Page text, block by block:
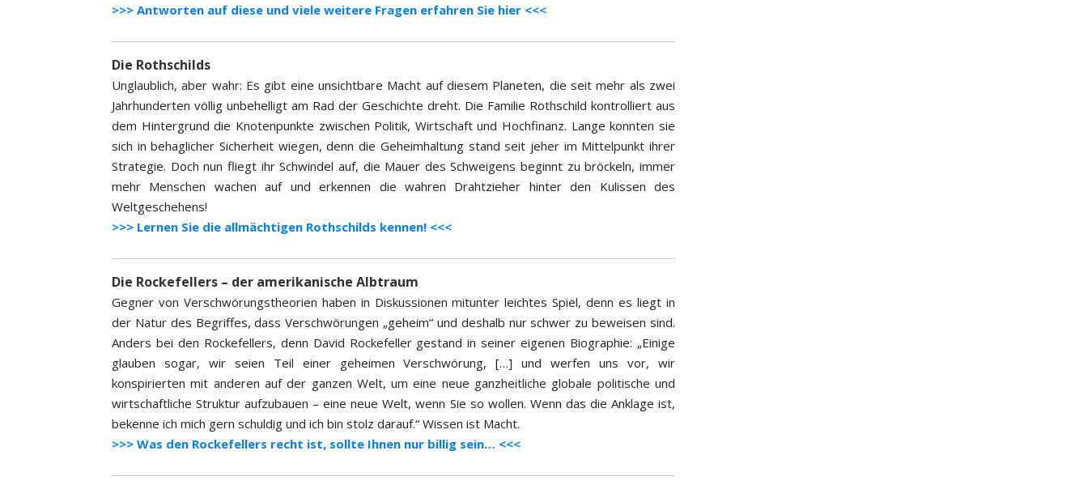
>>> Antworten auf diese und viele weitere Fragen erfahren Sie hier <<<
Die Rothschilds
Unglaublich, aber wahr: Es gibt eine unsichtbare Macht auf diesem Planeten, die seit mehr als zwei
Jahrhunderten völlig unbehelligt am Rad der Geschichte dreht. Die Familie Rothschild kontrolliert aus
dem Hintergrund die Knotenpunkte zwischen Politik, Wirtschaft und Hochfinanz. Lange konnten sie
sich in behaglicher Sicherheit wiegen, denn die Geheimhaltung stand seit jeher im Mittelpunkt ihrer
Strategie. Doch nun fliegt ihr Schwindel auf, die Mauer des Schweigens beginnt zu bröckeln, immer
mehr Menschen wachen auf und erkennen die wahren Drahtzieher hinter den Kulissen des
Weltgeschehens!
>>> Lernen Sie die allmächtigen Rothschilds kennen! <<<
Die Rockefellers – der amerikanische Albtraum
Gegner von Verschwörungstheorien haben in Diskussionen mitunter leichtes Spiel, denn es liegt in
der Natur des Begriffes, dass Verschwörungen „geheim“ und deshalb nur schwer zu beweisen sind.
Anders bei den Rockefellers, denn David Rockefeller gestand in seiner eigenen Biographie: „Einige
glauben sogar, wir seien Teil einer geheimen Verschwörung, […] und werfen uns vor, wir
konspirierten mit anderen auf der ganzen Welt, um eine neue ganzheitliche globale politische und
wirtschaftliche Struktur aufzubauen – eine neue Welt, wenn Sie so wollen. Wenn das die Anklage ist,
bekenne ich mich gern schuldig und ich bin stolz darauf.“ Wissen ist Macht.
>>> Was den Rockefellers recht ist, sollte Ihnen nur billig sein… <<<